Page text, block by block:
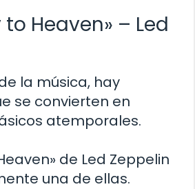
Heaven» – Led
la música, hay
se convierten en
atemporales.
de Led Zeppelin
una de ellas.